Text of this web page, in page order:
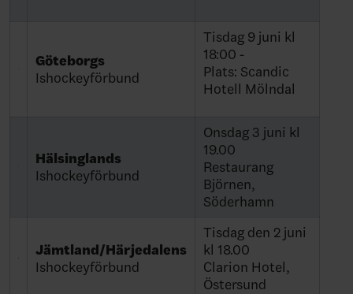
Göteborgs
Ishockeyförbund
Tisdag 9 juni kl
18:00 -
Plats: Scandic
Hotell Mölndal
Hälsinglands
Ishockeyförbund
Onsdag 3 juni kl
19.00
Restaurang
Björnen,
Söderhamn
Jämtland/Härjedalens
Ishockeyförbund
Tisdag den 2 juni
kl 18.00
Clarion Hotel,
Östersund